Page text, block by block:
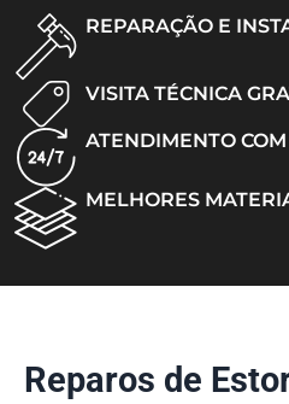
REPARAÇÃO E
VISITA TÉCNICA
ATENDIMENTO
MELHORES
Reparos de